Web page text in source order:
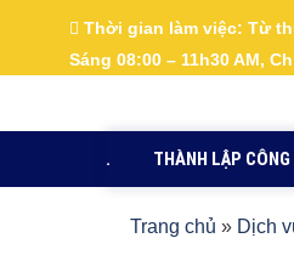
nội
Thời gian làm việc: Từ
Sáng 08:00 – 11h30 AM,
. THÀNH LẬP
Trang chủ » Dịch